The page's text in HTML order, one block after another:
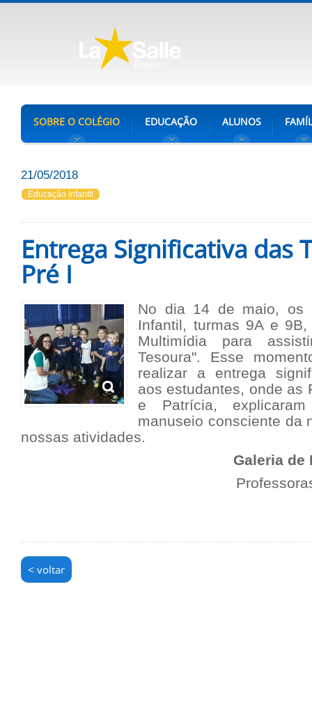
SOBRE O COLÉGIO EDUCAÇÃO ALUNOS
21/05/2018
Educação Infantil
Entrega Significativa das
Pré I
No dia 14 de maio, os
Infantil, turmas 9A e
Multimídia para
Tesoura". Esse
realizar a entrega
aos estudantes, onde as
e Patrícia,
manuseio consciente da
nossas atividades.
Galeria de
< voltar